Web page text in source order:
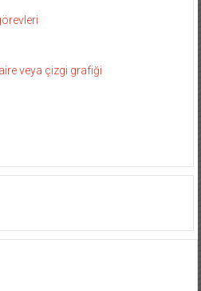
veya çizgi grafiği